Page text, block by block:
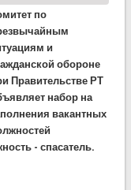
по
и
обороне
Правительстве РТ
набор на
вакантных
- спасатель.